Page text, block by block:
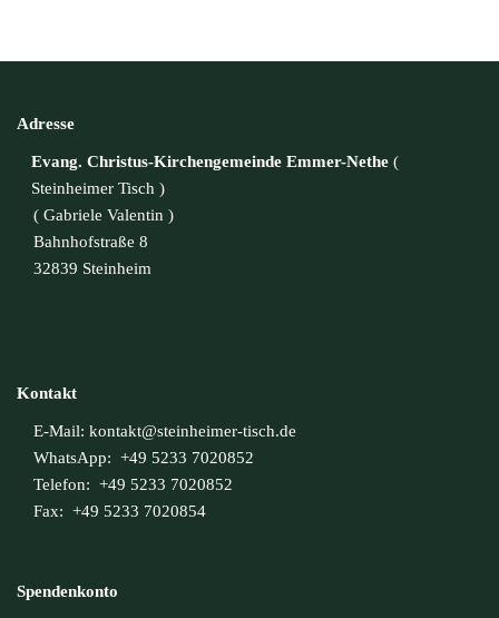
Adresse
Evang. Christus-Kirchengemeinde Emmer-Nethe (
Steinheimer Tisch )
( Gabriele Valentin )
Bahnhofstraße 8
32839 Steinheim
Kontakt
E-Mail: kontakt@steinheimer-tisch.de
WhatsApp: +49 5233 7020852
Telefon: +49 5233 7020852
Fax: +49 5233 7020854
Spendenkonto